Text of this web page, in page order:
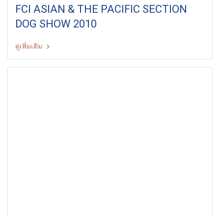
FCI ASIAN & THE PACIFIC SECTION
DOG SHOW 2010
ดูเพิ่มเติม